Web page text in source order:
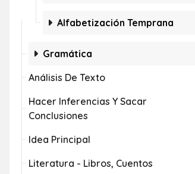
Alfabetización Temprana
Gramática
Análisis De Texto
Hacer Inferencias Y Sacar
Conclusiones
Idea Principal
Literatura - Libros, Cuentos